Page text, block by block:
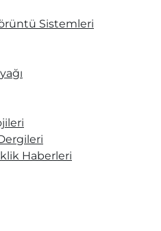
Sistemleri
Haberleri